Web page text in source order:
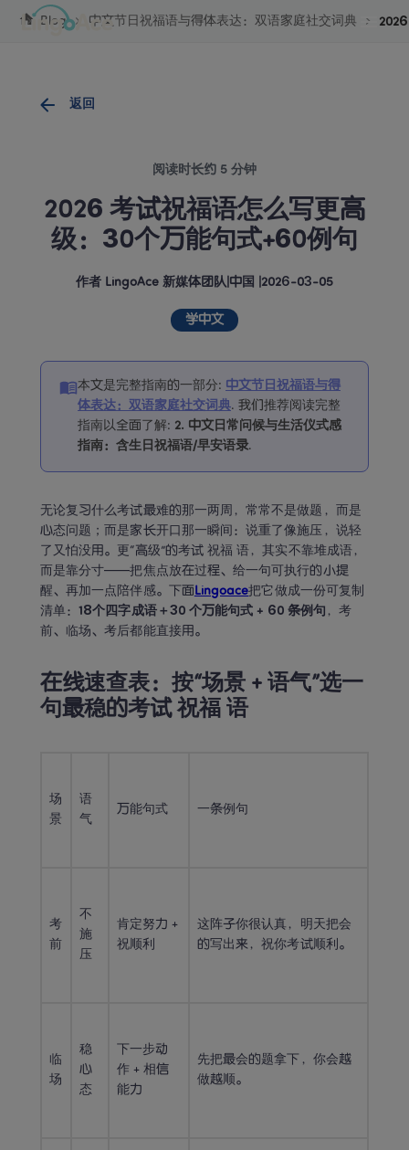
Blog 中文节日祝福语与得体表达：双语家庭社交词典
返回
阅读时长约 5 分钟
2026 考试祝福语怎么写更高
级：30个万能句式+60例句
作者 LingoAce 新媒体团队| 中国 2026-03-05
学中文
本文是完整指南的一部分: 中文节日祝福语与得
体表达：双语家庭社交词典. 我们推荐阅读完整
指南以全面了解: 2. 中文日常问候与生活仪式感
指南：含生日祝福语/早安语录.
无论复习什么考试最难的那一两周，常常不是做题，而是
心态问题；而是家长开口那一瞬间：说重了像施压，说轻
了又怕没用。更“高级”的考试 祝福 语，其实不靠堆成语，
而是靠分寸——把焦点放在过程、给一句可执行的小提
醒、再加一点陪伴感。下面Lingoace把它做成一份可复制
清单：18个四字成语＋30 个万能句式 + 60 条例句 ，考
前、临场、考后都能直接用。
在线速查表：按“场景 + 语气”选一
句最稳的考试 祝福 语
场
景
语
气
万能句式 一条例句
考
前
不
施
压
肯定努力 +
祝顺利
这阵子你很认真，明天把会
的写出来，祝你考试顺利。
临
场
稳
心
态
下一步动
作 + 相信
能力
先把最会的题拿下，你会越
做越顺。
Cookie管理